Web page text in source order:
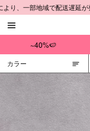
~40%🍉
、一部地域で配送遅延が発
カラー